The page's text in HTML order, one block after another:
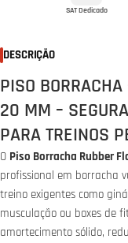
SAT Dedicado
DESCRIÇÃO
PISO
20 MM –
PARA TREINOS
O Piso Borracha Rubber
profissional em borracha
treino exigentes como
musculação ou boxes de
amortecimento sólido,